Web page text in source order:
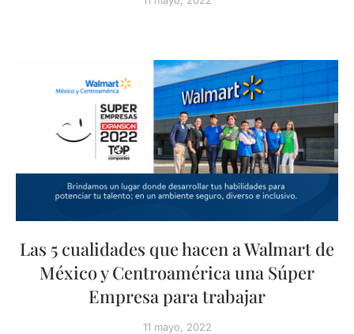
Las 5 cualidades que hacen a Walmart de
México y Centroamérica una Súper
Empresa para trabajar
11 mayo, 2022